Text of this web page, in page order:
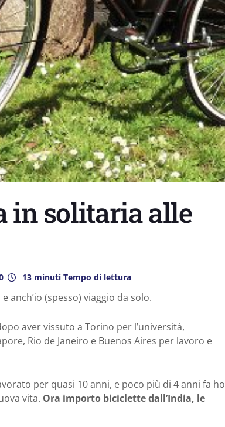
in solitaria alle
13 minuti Tempo di lettura
anch’io (spesso) viaggio da solo.
aver vissuto a Torino per l’università,
Rio de Janeiro e Buenos Aires per lavoro e
per quasi 10 anni, e poco più di 4 anni fa ho
vita. Ora importo biciclette dall’India, le